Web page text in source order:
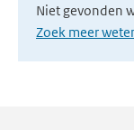
Niet gevonden
Zoek meer